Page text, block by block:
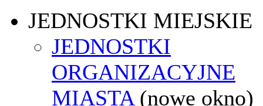
JEDNOSTKI MIEJSKIE
JEDNOSTKI
ORGANIZACYJNE
MIASTA (nowe okno)